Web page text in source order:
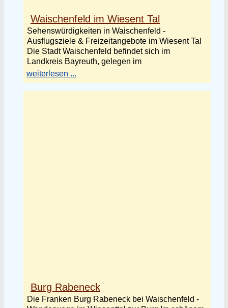
Waischenfeld im Wiesent Tal
Sehenswürdigkeiten in Waischenfeld -
Ausflugsziele & Freizeitangebote im Wiesent Tal
Die Stadt Waischenfeld befindet sich im
Landkreis Bayreuth, gelegen im
weiterlesen ...
Burg Rabeneck
Die Franken Burg Rabeneck bei Waischenfeld -